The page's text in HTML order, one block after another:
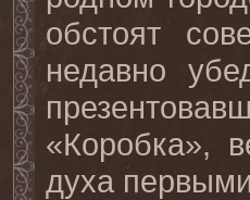
обстоят
недавно
«Коробка»,
духа